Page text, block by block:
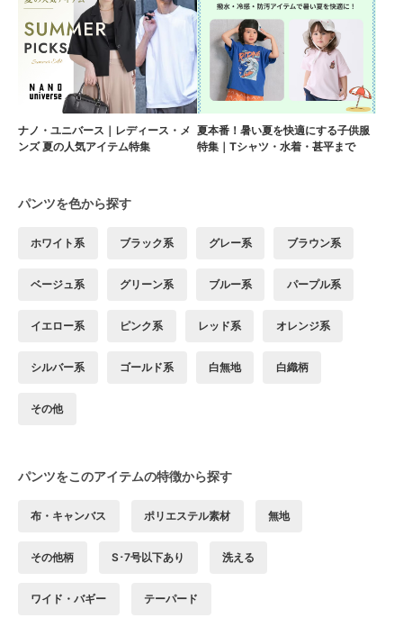
ナノ・ユニバース｜レディース・メ
ンズ 夏の人気アイテム特集
夏本番！暑い夏を快適にする子供服
特集｜Tシャツ・水着・甚平まで
パンツを色から探す
ホワイト系 ブラック系 グレー系 ブラウン系
ベージュ系 グリーン系 ブルー系 パープル系
イエロー系 ピンク系 レッド系 オレンジ系
シルバー系 ゴールド系 白無地 白織柄
その他
パンツをこのアイテムの特徴から探す
布・キャンバス ポリエステル素材 無地
その他柄 S･7号以下あり 洗える
ワイド・バギー テーパード